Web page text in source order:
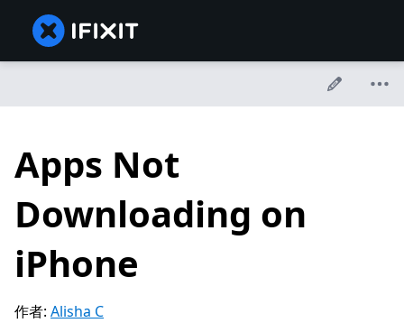
Apps Not
Downloading on
iPhone
作者: Alisha C